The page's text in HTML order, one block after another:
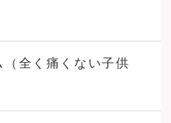
（全く痛くない子供